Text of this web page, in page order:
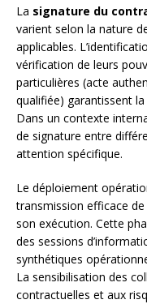
La signature du
varient selon la nature
applicables.
vérification de leurs
particulières (acte
qualifiée) garantissent
Dans un contexte
de signature entre
attention spécifique.
Le déploiement
transmission efficace
son exécution. Cette
des sessions
synthétiques
La sensibilisation des
contractuelles et aux